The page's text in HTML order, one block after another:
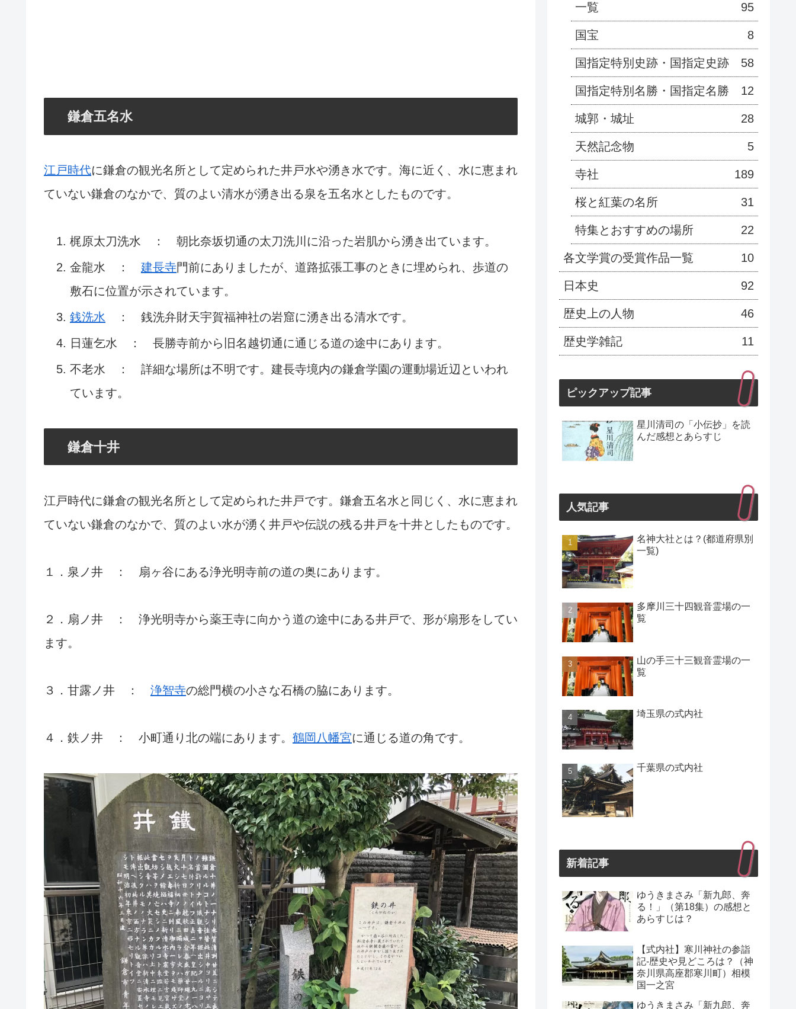
鎌倉五名水
江戸時代に鎌倉の観光名所として定められた井戸水や湧き水です。海に近く、水に恵まれ
ていない鎌倉のなかで、質のよい清水が湧き出る泉を五名水としたものです。
梶原太刀洗水 ： 朝比奈坂切通の太刀洗川に沿った岩肌から湧き出ています。
金龍水 ： 建長寺門前にありましたが、道路拡張工事のときに埋められ、歩道の
敷石に位置が示されています。
銭洗水 ： 銭洗弁財天宇賀福神社の岩窟に湧き出る清水です。
日蓮乞水 ： 長勝寺前から旧名越切通に通じる道の途中にあります。
不老水 ： 詳細な場所は不明です。建長寺境内の鎌倉学園の運動場近辺といわれ
ています。
鎌倉十井
江戸時代に鎌倉の観光名所として定められた井戸です。鎌倉五名水と同じく、水に恵まれ
ていない鎌倉のなかで、質のよい水が湧く井戸や伝説の残る井戸を十井としたものです。
１．泉ノ井 ： 扇ヶ谷にある浄光明寺前の道の奥にあります。
２．扇ノ井 ： 浄光明寺から薬王寺に向かう道の途中にある井戸で、形が扇形をしてい
ます。
３．甘露ノ井 ： 浄智寺の総門横の小さな石橋の脇にあります。
４．鉄ノ井 ： 小町通り北の端にあります。 鶴岡八幡宮に通じる道の角です。
一覧 95
国宝 8
国指定特別史跡・国指定史跡 58
国指定特別名勝・国指定名勝 12
城郭・城址 28
天然記念物 5
寺社 189
桜と紅葉の名所 31
特集とおすすめの場所 22
各文学賞の受賞作品一覧 10
日本史 92
歴史上の人物 46
歴史学雑記 11
ピックアップ記事
星川清司の「小伝抄」を読
んだ感想とあらすじ
人気記事
名神大社とは？(都道府県別
一覧)
多摩川三十四観音霊場の一
覧
山の手三十三観音霊場の一
覧
埼玉県の式内社
千葉県の式内社
新着記事
ゆうきまさみ「新九郎、奔
る！」（第18集）の感想と
あらすじは？
【式内社】寒川神社の参詣
記-歴史や見どころは？（神
奈川県高座郡寒川町）相模
国一之宮
ゆうきまさみ「新九郎、奔